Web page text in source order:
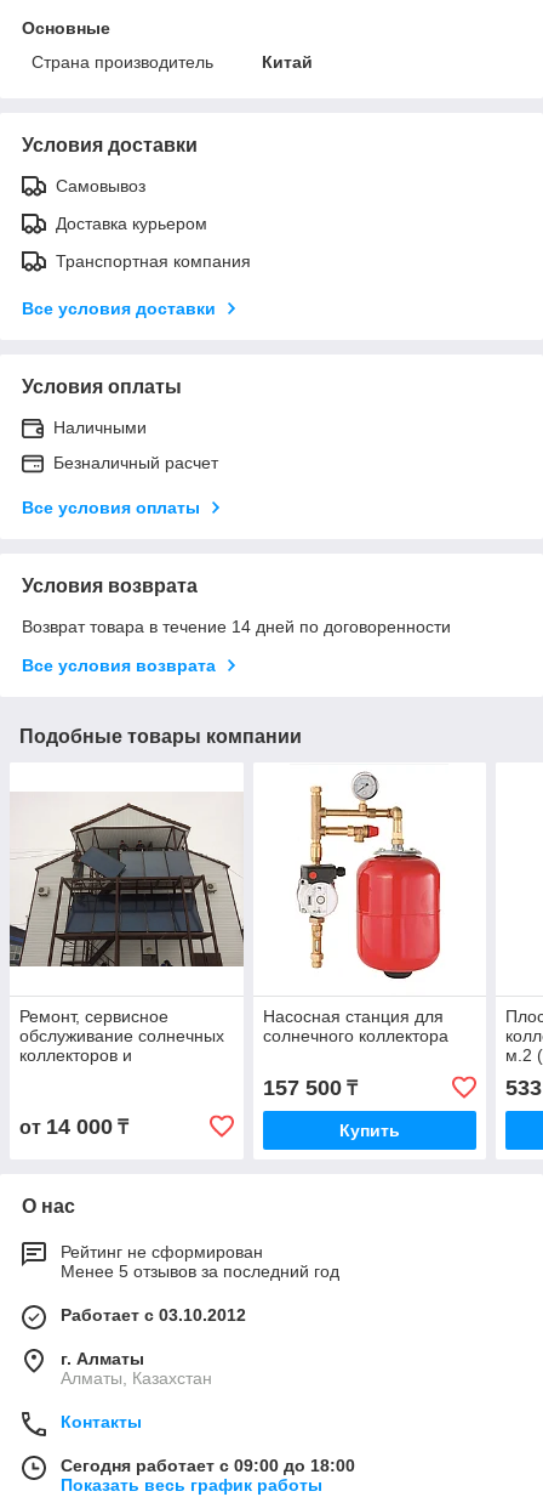
Основные
Страна производитель
Китай
Условия доставки
Самовывоз
Доставка курьером
Транспортная компания
Все условия доставки
Условия оплаты
Наличными
Безналичный расчет
Все условия оплаты
Условия возврата
Возврат товара в течение 14 дней по договоренности
Все условия возврата
Подобные товары компании
Ремонт, сервисное
обслуживание солнечных
коллекторов и
от 14 000 ₸
Насосная станция для
солнечного коллектора
157 500₸
Купить
м.2
О нас
Рейтинг не сформирован
Менее 5 отзывов за последний год
Работает с 03.10.2012
г. Алматы
Алматы, Казахстан
Контакты
Сегодня работает с 09:00 до 18:00
Показать весь график работы